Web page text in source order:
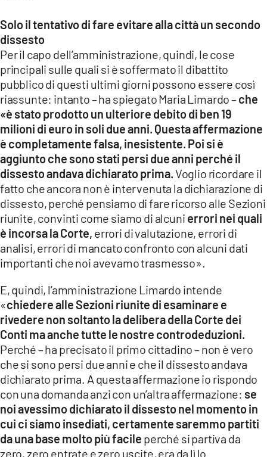
Solo il tentativo di fare evitare alla città un secondo
dissesto
Per il capo dell’amministrazione, quindi, le cose
principali sulle quali si è soffermato il dibattito
pubblico di questi ultimi giorni possono essere così
riassunte: intanto – ha spiegato Maria Limardo –che
«è stato prodotto un ulteriore debito di ben 19
milioni di euro in soli due anni. Questa affermazione
è completamente falsa, inesistente. Poi si è
aggiunto che sono stati persi due anni perché il
dissesto andava dichiarato prima.Voglio ricordare il
fatto che ancora non è intervenuta la dichiarazione di
dissesto, perché pensiamo di fare ricorso alle Sezioni
riunite, convinti come siamo di alcuni errori nei quali
è incorsa la Corte, errori di valutazione, errori di
analisi, errori di mancato confronto con alcuni dati
importanti che noi avevamo trasmesso».
E, quindi, l’amministrazione Limardo intende
«chiedere alle Sezioni riunite di esaminare e
rivedere non soltanto la delibera della Corte dei
Conti ma anche tutte le nostre controdeduzioni.
Perché – ha precisato il primo cittadino – non è vero
che si sono persi due anni e che il dissesto andava
dichiarato prima. A questa affermazione io rispondo
con una domanda anzi con un’altra affermazione: se
noi avessimo dichiarato il dissesto nel momento in
cui ci siamo insediati, certamente saremmo partiti
da una base molto più facile perché si partiva da
zero, zero entrate e zero uscite, era da lì lo